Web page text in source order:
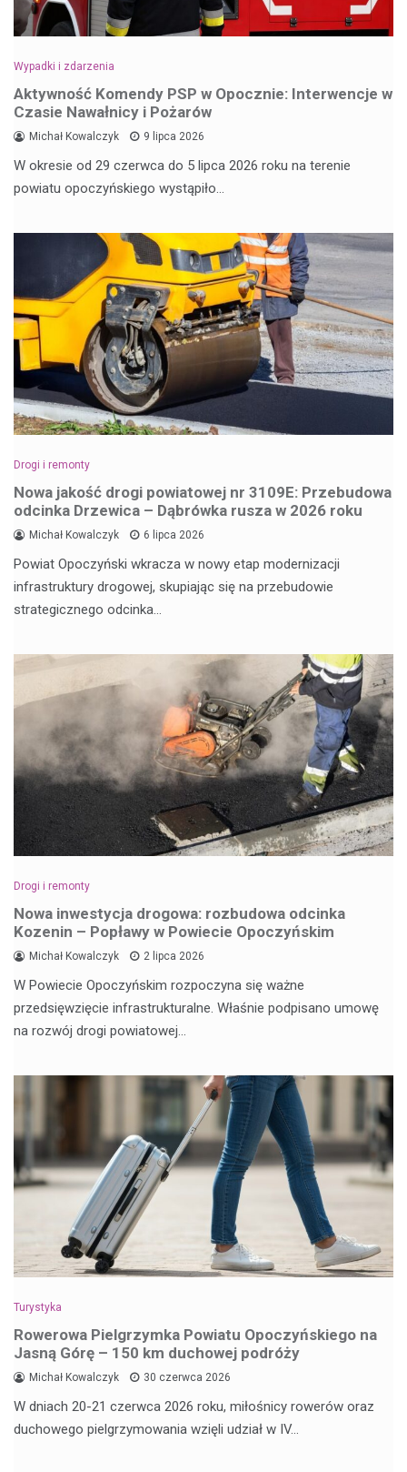
Wypadki i zdarzenia
Aktywność Komendy PSP w Opocznie: Interwencje w
Czasie Nawałnicy i Pożarów
Michał Kowalczyk 9 lipca 2026
W okresie od 29 czerwca do 5 lipca 2026 roku na terenie
powiatu opoczyńskiego wystąpiło…
Drogi i remonty
Nowa jakość drogi powiatowej nr 3109E: Przebudowa
odcinka Drzewica – Dąbrówka rusza w 2026 roku
Michał Kowalczyk 6 lipca 2026
Powiat Opoczyński wkracza w nowy etap modernizacji
infrastruktury drogowej, skupiając się na przebudowie
strategicznego odcinka…
Drogi i remonty
Nowa inwestycja drogowa: rozbudowa odcinka
Kozenin – Popławy w Powiecie Opoczyńskim
Michał Kowalczyk 2 lipca 2026
W Powiecie Opoczyńskim rozpoczyna się ważne
przedsięwzięcie infrastrukturalne. Właśnie podpisano umowę
na rozwój drogi powiatowej…
Turystyka
Rowerowa Pielgrzymka Powiatu Opoczyńskiego na
Jasną Górę – 150 km duchowej podróży
Michał Kowalczyk 30 czerwca 2026
W dniach 20-21 czerwca 2026 roku, miłośnicy rowerów oraz
duchowego pielgrzymowania wzięli udział w IV…